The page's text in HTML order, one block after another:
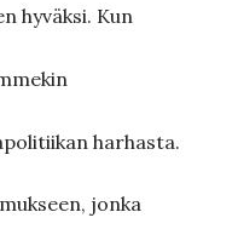
hyväksi. Kun
harhasta.
jonka